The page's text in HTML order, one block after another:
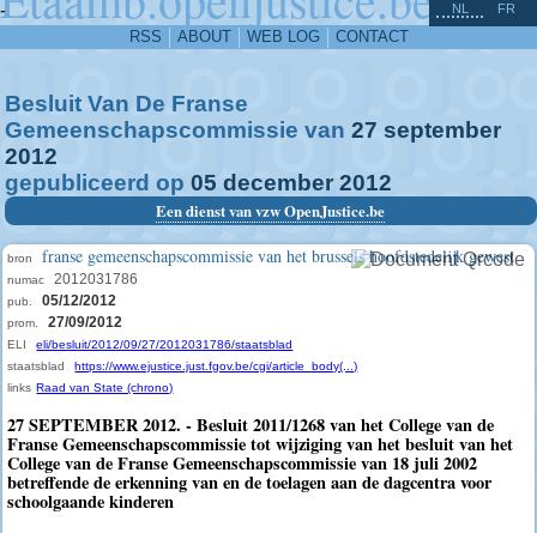
-
RSS ABOUT WEB LOG CONTACT
NL FR
Besluit Van De Franse
Gemeenschapscommissie van 27 september
2012
gepubliceerd op 05 december 2012
Een dienst van vzw OpenJustice.be
bron franse gemeenschapscommissie van het brussels hoofdstedelijk gewest
numac 2012031786
pub. 05/12/2012
prom. 27/09/2012
ELI
eli/besluit/2012/09/27/2012031786/staatsblad
staatsblad
https://www.ejustice.just.fgov.be/cgi/article_body(...)
links Raad van State (chrono)
27 SEPTEMBER 2012. - Besluit 2011/1268 van het College van de
Franse Gemeenschapscommissie tot wijziging van het besluit van het
College van de Franse Gemeenschapscommissie van 18 juli 2002
betreffende de erkenning van en de toelagen aan de dagcentra voor
schoolgaande kinderen
^